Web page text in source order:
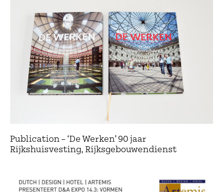
Publication – ‘De Werken’ 90 jaar
Rijkshuisvesting, Rijksgebouwendienst